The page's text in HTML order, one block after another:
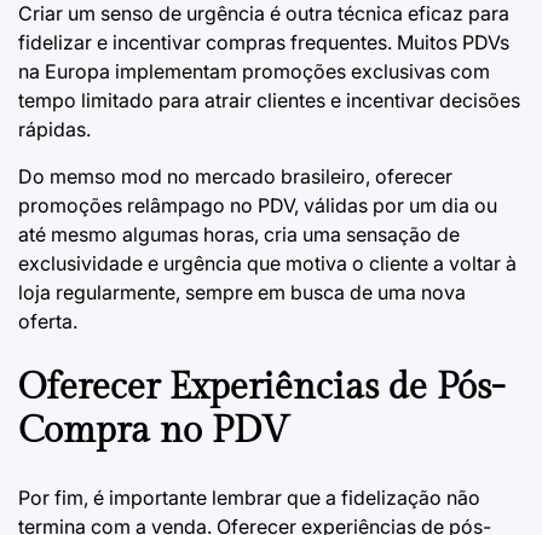
Criar um senso de urgência é outra técnica eficaz para
fidelizar e incentivar compras frequentes. Muitos PDVs
na Europa implementam promoções exclusivas com
tempo limitado para atrair clientes e incentivar decisões
rápidas.
Do memso mod no mercado brasileiro, oferecer
promoções relâmpago no PDV, válidas por um dia ou
até mesmo algumas horas, cria uma sensação de
exclusividade e urgência que motiva o cliente a voltar à
loja regularmente, sempre em busca de uma nova
oferta.
Oferecer Experiências de Pós-
Compra no PDV
Por fim, é importante lembrar que a fidelização não
termina com a venda. Oferecer experiências de pós-